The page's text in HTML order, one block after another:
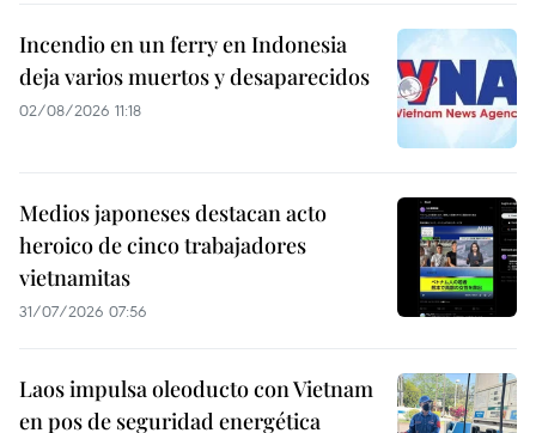
Incendio en un ferry en Indonesia
deja varios muertos y desaparecidos
02/08/2026 11:18
Medios japoneses destacan acto
heroico de cinco trabajadores
vietnamitas
31/07/2026 07:56
Laos impulsa oleoducto con Vietnam
en pos de seguridad energética